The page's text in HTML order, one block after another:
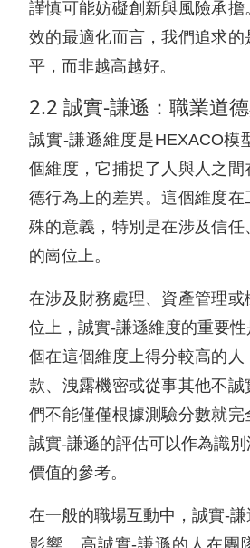
謹慎可能妨礙創新與風險承
效的最適化而言，我們追求的
平，而非越高越好。
2.2 誠實-謙遜：職業道
誠實-謙遜維度是HEXACO模
個維度，它捕捉了人與人之間
德行為上的差異。這個維度
殊的意義，特別是在涉及信
的崗位上。
在涉及財務處理、資產管理或
位上，誠實-謙遜維度的重要
個在這個維度上得分較高的人
款、洩露機密或從事其他不
們不能僅僅根據測驗分數就完
誠實-謙遜的評估可以作為識
價值的參考。
在一般的職場互動中，誠實-
影響。高誠實-謙遜的人在團